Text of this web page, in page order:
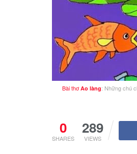
Bài thơAo làng: Những chú
0
SHARES
289
VIEWS